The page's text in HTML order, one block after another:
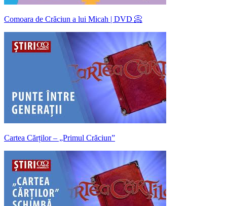
Comoara de Crăciun a lui Micah | DVD 📀
Cartea Cărților – „Primul Crăciun”